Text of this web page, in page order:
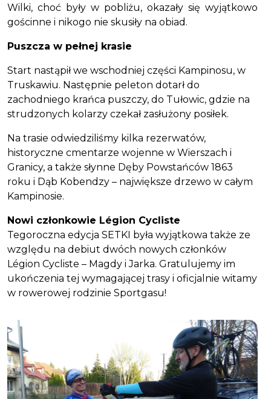
Wilki, choć były w pobliżu, okazały się wyjątkowo
gościnne i nikogo nie skusiły na obiad.
Puszcza w pełnej krasie
Start nastąpił we wschodniej części Kampinosu, w
Truskawiu. Następnie peleton dotarł do
zachodniego krańca puszczy, do Tułowic, gdzie na
strudzonych kolarzy czekał zasłużony posiłek.
Na trasie odwiedziliśmy kilka rezerwatów,
historyczne cmentarze wojenne w Wierszach i
Granicy, a także słynne Dęby Powstańców 1863
roku i Dąb Kobendzy – największe drzewo w całym
Kampinosie.
Nowi członkowie Légion Cycliste
Tegoroczna edycja SETKI była wyjątkowa także ze
względu na debiut dwóch nowych członków
Légion Cycliste – Magdy i Jarka. Gratulujemy im
ukończenia tej wymagającej trasy i oficjalnie witamy
w rowerowej rodzinie Sportgasu!